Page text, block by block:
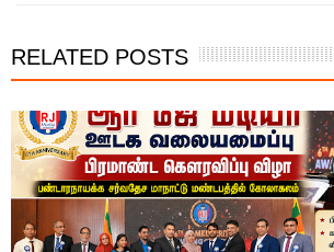
RELATED POSTS